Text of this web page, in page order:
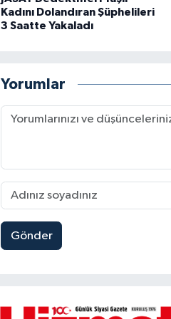
Kadını Dolandıran Şüphelileri
3 Saatte Yakaladı
Yorumlar
Gönder